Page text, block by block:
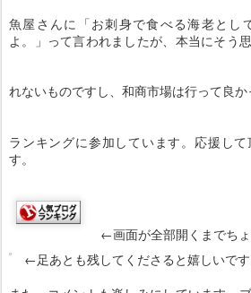
魚屋さんに「お刺身で食べる海老とし
よ。」って言われましたが、本当にそう
れないものですし、和商市場は行って良か
ランキングに参加しています。応援し
す。
←画面が全部開くまでちょ
←足あとも残してくださると嬉しいです